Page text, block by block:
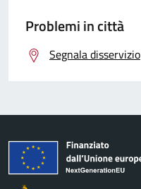
Problemi in città
Segnala disservizio